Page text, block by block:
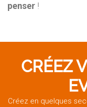
penser !
CRÉEZ
Créez en quelques